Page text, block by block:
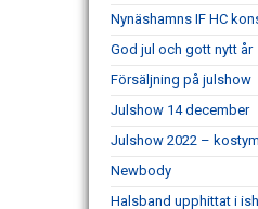
Nynäshamns IF HC
God jul och gott nytt år
Försäljning på julshow
Julshow 14 december
Julshow 2022 –
Newbody
Halsband upphittat i